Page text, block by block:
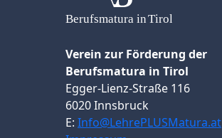
Verein zur Förderung der
Berufsmatura in Tirol
Egger-Lienz-Straße 116
6020 Innsbruck
E: Info@LehrePLUSMatura.at